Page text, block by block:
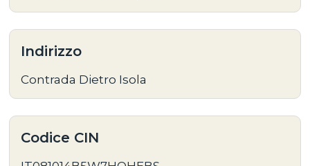
Indirizzo
Contrada Dietro Isola
Codice CIN